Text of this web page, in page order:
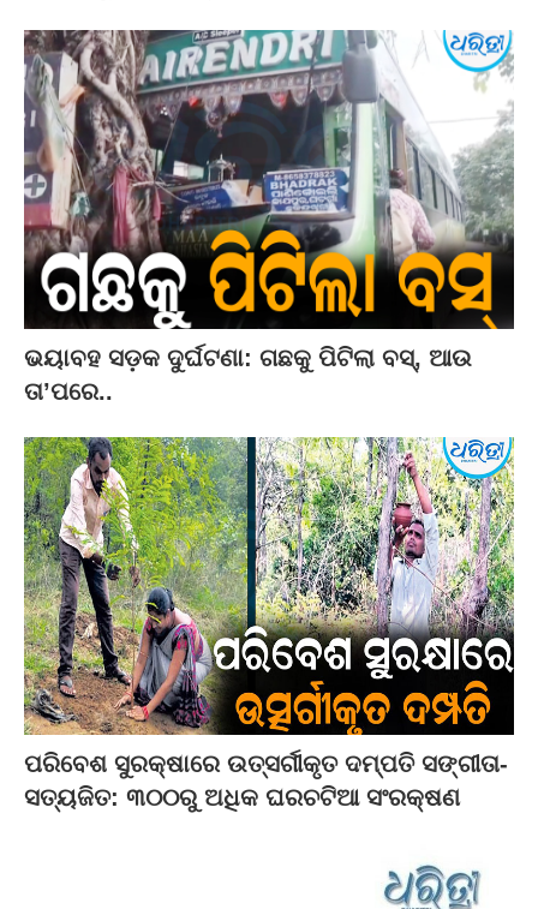
ଭୟାବହ ସଡ଼କ ଦୁର୍ଘଟଣା: ଗଛକୁ ପିଟିଲା ବସ୍‌, ଆଉ
ତା’ପରେ..
ପରିବେଶ ସୁରକ୍ଷାରେ ଉତ୍ସର୍ଗୀକୃତ ଦମ୍ପତି ସଙ୍ଗୀତା-
ସତ୍ୟଜିତ: ୩୦୦ରୁ ଅଧିକ ଘରଚଟିଆ ସଂରକ୍ଷଣ